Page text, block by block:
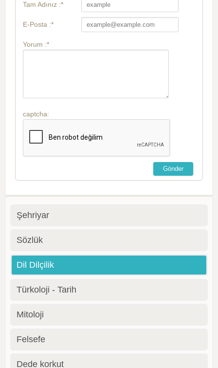
Tam Adınız :*
E-Posta :*
Yorum :*
captcha:
Şehriyar
Sözlük
Dil Dilçilik
Türkoloji - Tarih
Mitoloji
Felsefe
Dede korkut